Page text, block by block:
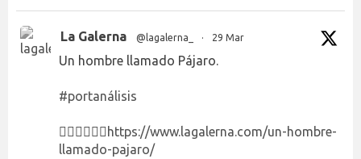
La Galerna @lagalerna_ · 29 Mar
Un hombre llamado Pájaro.
#portanálisis
👉🏻👉🏻👉🏻 https://www.lagalerna.com/un-hombre-
llamado-pajaro/